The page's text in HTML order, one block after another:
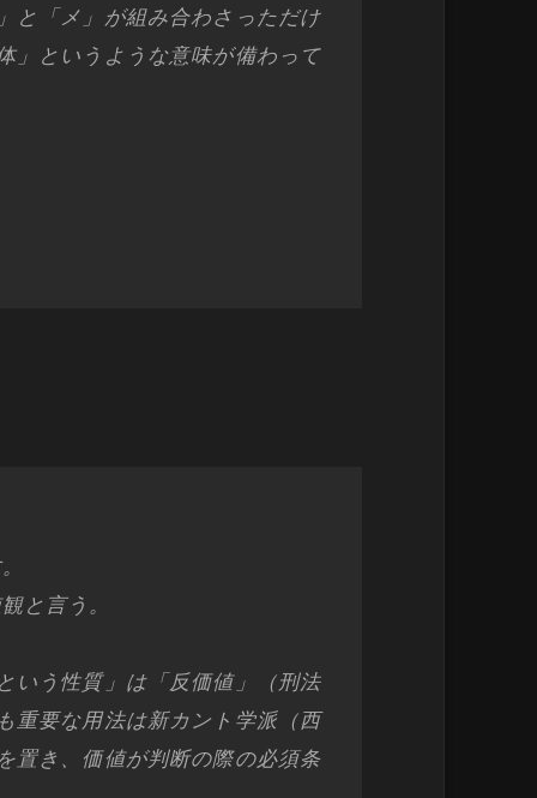
と「メ」が組み合わさっただけ
」というような意味が備わって
と言う。
いう性質」は「反価値」（刑法
重要な用法は新カント学派（西
置き、価値が判断の際の必須条